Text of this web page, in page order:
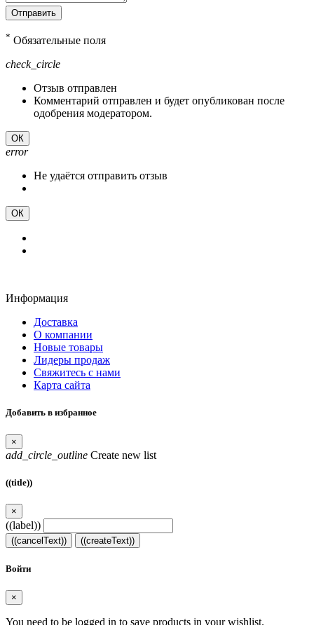
Отправить
* Обязательные поля
check_circle
Отзыв отправлен
Комментарий отправлен и будет опубликован после
одобрения модератором.
ОК
error
Не удаётся отправить отзыв
ОК
Информация
Доставка
О компании
Новые товары
Лидеры продаж
Свяжитесь с нами
Карта сайта
Добавить в избранное
×
add_circle_outline Create new list
((title))
×
((label))
((cancelText)) ((createText))
Войти
×
You need to be logged in to save products in your wishlist.